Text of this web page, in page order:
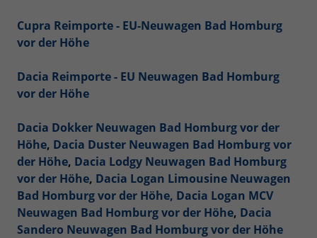
Cupra Reimporte - EU-Neuwagen Bad Homburg
vor der Höhe
Dacia Reimporte - EU Neuwagen Bad Homburg
vor der Höhe
Dacia Dokker Neuwagen Bad Homburg vor der
Höhe, Dacia Duster Neuwagen Bad Homburg vor
der Höhe, Dacia Lodgy Neuwagen Bad Homburg
vor der Höhe, Dacia Logan Limousine Neuwagen
Bad Homburg vor der Höhe, Dacia Logan MCV
Neuwagen Bad Homburg vor der Höhe, Dacia
Sandero Neuwagen Bad Homburg vor der Höhe